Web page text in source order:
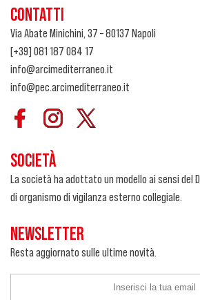
CONTATTI
Via Abate Minichini, 37 – 80137 Napoli
[+39] 081 187 084 17
info@arcimediterraneo.it
info@pec.arcimediterraneo.it
SOCIETÀ
La società ha adottato un modello ai sensi del
di organismo di vigilanza esterno collegiale.
NEWSLETTER
Resta aggiornato sulle ultime novità.